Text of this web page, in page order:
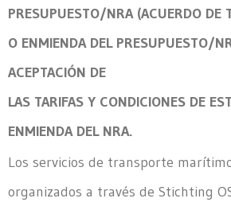
PRESUPUESTO/NRA (ACUERDO DE
O ENMIENDA DEL PRESUPUESTO/
ACEPTACIÓN DE
LAS TARIFAS Y CONDICIONES DE
ENMIENDA DEL NRA.
Los servicios de transporte
organizados a través de Stichting